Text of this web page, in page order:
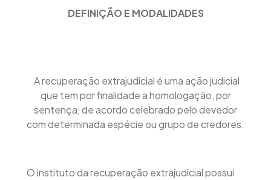
DEFINIÇÃO E MODALIDADES
A recuperação extrajudicial é uma ação judicial
que tem por finalidade a homologação, por
sentença, de acordo celebrado pelo devedor
com determinada espécie ou grupo de credores.
O instituto da recuperação extrajudicial possui